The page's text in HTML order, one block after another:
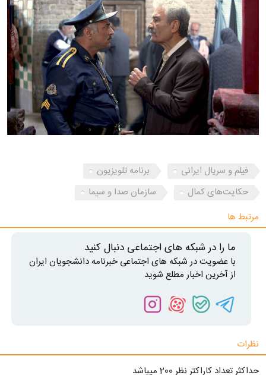
فیلم و سریال ایرانی
برنامه تلویزیون
حکایت‌های کمال
سازمان صدا و سیما
مرتبط ها
ما را در شبکه های اجتماعی دنبال کنید
با عضویت در شبکه های اجتماعی خبرنامه دانشجویان ایران
از آخرین اخبار مطلع شوید
نظرات
حداکثر تعداد کاراکتر نظر 200 ميياشد